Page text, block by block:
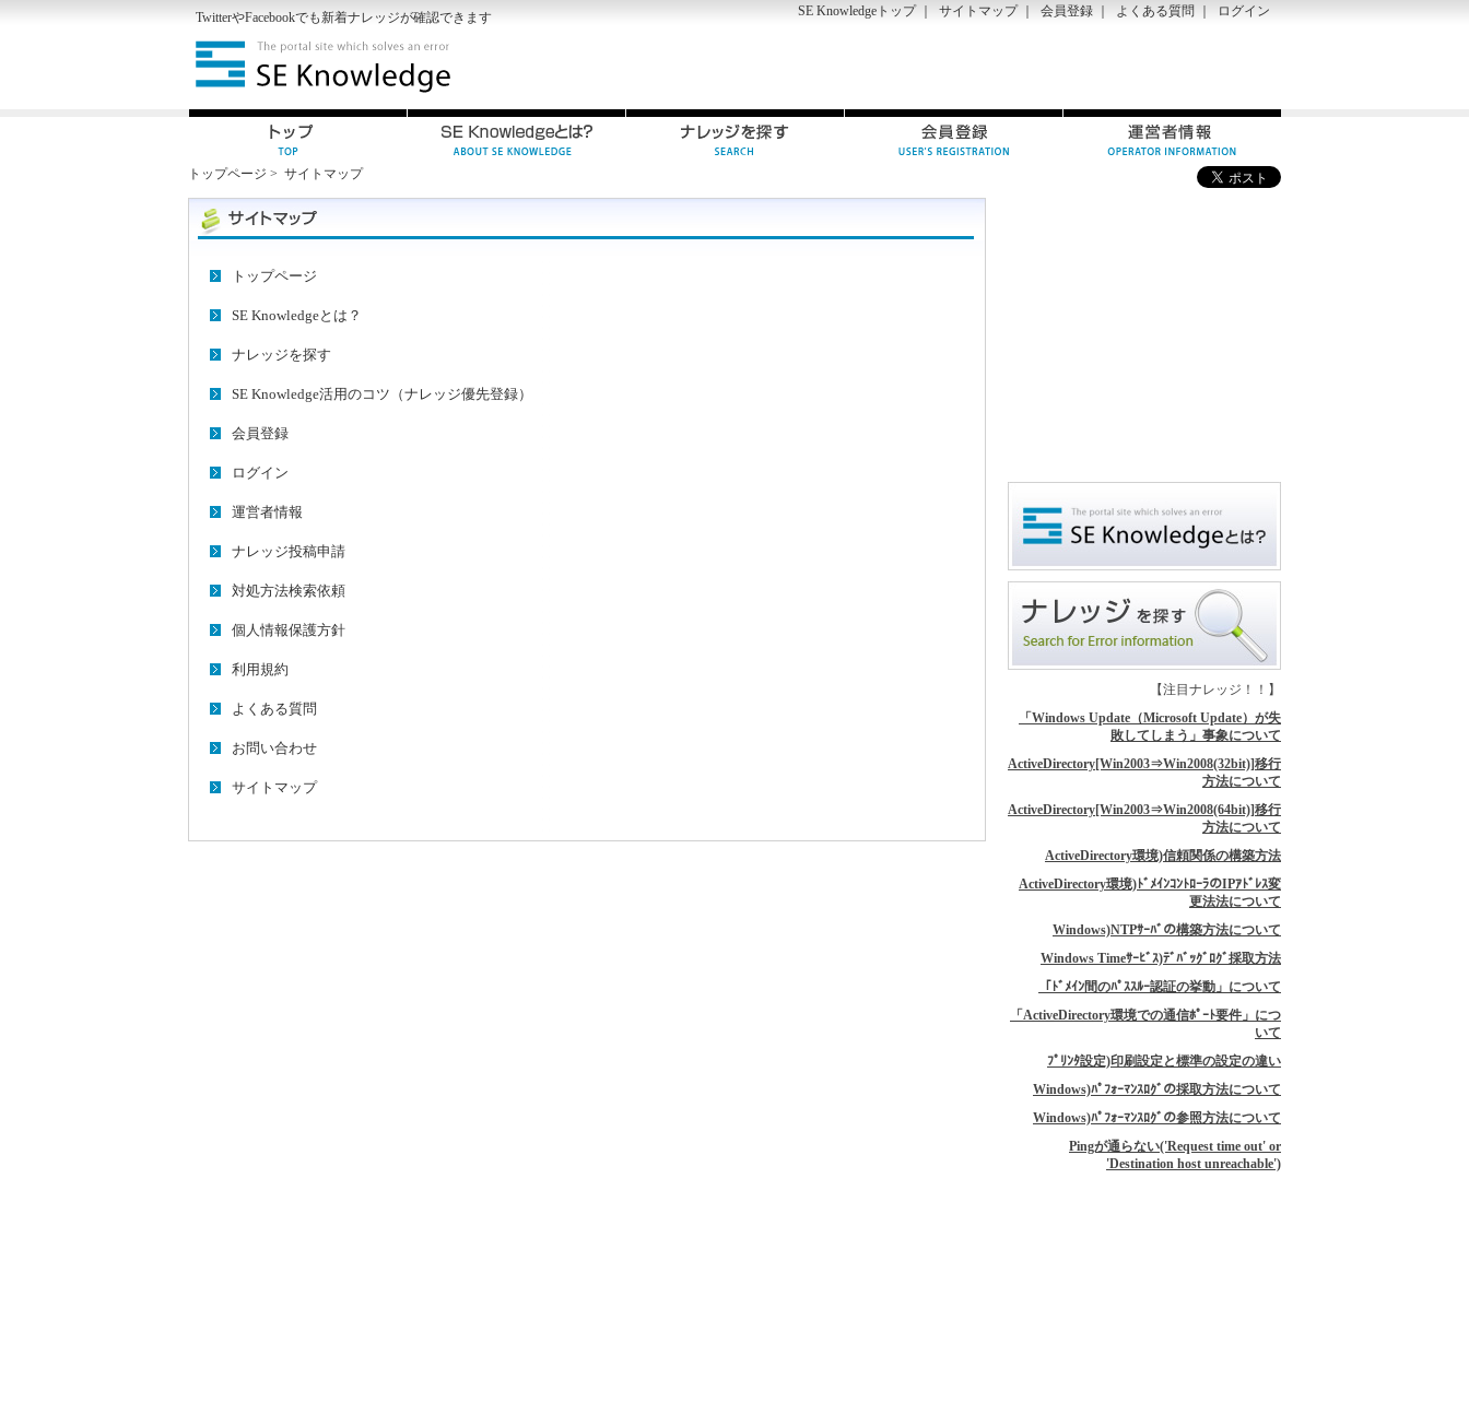
TwitterやFacebookでも新着ナレッジが確認できます SE Knowledgeトップ｜ サイトマップ｜ 会員登録 よくある質問 ログイン
トップページ > サイトマップ
トップページ
SE Knowledgeとは？
ナレッジを探す
SE Knowledge活用のコツ（ナレッジ優先登録）
会員登録
ログイン
運営者情報
ナレッジ投稿申請
対処方法検索依頼
個人情報保護方針
利用規約
よくある質問
お問い合わせ
サイトマップ
【注目ナレッジ！！】
「Windows Update（Microsoft Update）が失
敗してしまう」事象について
ActiveDirectory[Win2003⇒Win2008(32bit)]移行
方法について
ActiveDirectory[Win2003⇒Win2008(64bit)]移行
方法について
ActiveDirectory環境)信頼関係の構築方法
ActiveDirectory環境)ﾄﾞﾒｲﾝｺﾝﾄﾛｰﾗのIPｱﾄﾞﾚｽ変
更法法について
Windows)NTPｻｰﾊﾞの構築方法について
Windows Timeｻｰﾋﾞｽ)ﾃﾞﾊﾞｯｸﾞﾛｸﾞ採取方法
「ﾄﾞﾒｲﾝ間のﾊﾟｽｽﾙｰ認証の挙動」について
「ActiveDirectory環境での通信ﾎﾟｰﾄ要件」につ
いて
ﾌﾟﾘﾝﾀ設定)印刷設定と標準の設定の違い
Windows)ﾊﾟﾌｫｰﾏﾝｽﾛｸﾞの採取方法について
Windows)ﾊﾟﾌｫｰﾏﾝｽﾛｸﾞの参照方法について
Pingが通らない('Request time out' or
'Destination host unreachable')